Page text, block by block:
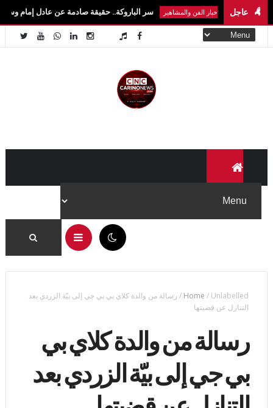
عاجل
أخبار الفن والمشاهير سر الباروكة.. حقيقة صادمة عن عادل إمام وسمير غانم ونجوم
Home / Unlabelled
/ رسالة من والدة كلاي بي بي جي إلى بيّة الزردي بعد
التنازل عن قضيتها
رسالة من والدة كلاي بي
بي جي إلى بيّة الزردي بعد